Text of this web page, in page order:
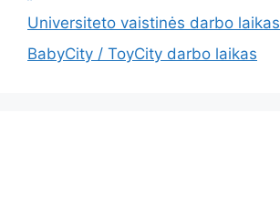
Universiteto vaistinės darbo laikas
BabyCity / ToyCity darbo laikas